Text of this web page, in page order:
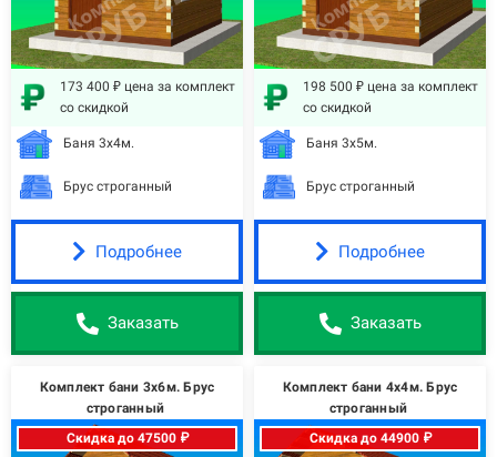
173 400 ₽ цена за комплект
со скидкой
Баня 3х4м.
Брус строганный
Подробнее
Заказать
198 500 ₽ цена за комплект
со скидкой
Баня 3х5м.
Брус строганный
Подробнее
Заказать
Комплект бани 3х6м. Брус
строганный
Скидка до 47500 ₽
Комплект бани 4х4м. Брус
строганный
Скидка до 44900 ₽